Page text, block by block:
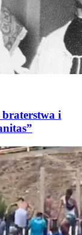
braterstwa i